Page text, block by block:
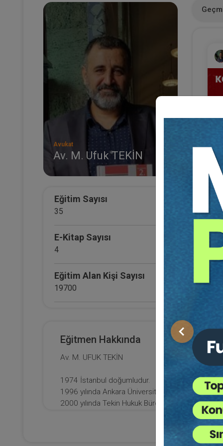
Önceki
Avukat
Av. M. Ufuk TEKİN
Eğitim Sayısı
35
E-Kitap Sayısı
4
Eğitim Alan Kişi Sayısı
19700
Makale Sayısı
TL
Eğitmen Hakkında
Av. M. UFUK TEKİN
1974 İstanbul doğumludur.
1996 yılında Ankara Üniversitesi Hukuk
2000 yılında Tekin Hukuk Bürosunu kurdu ve
İstanbul Barosu "Meslek İçi Eğitim Merkezi" ile
İstanbul Ünveristesi AUZEF Felsefe bölümü